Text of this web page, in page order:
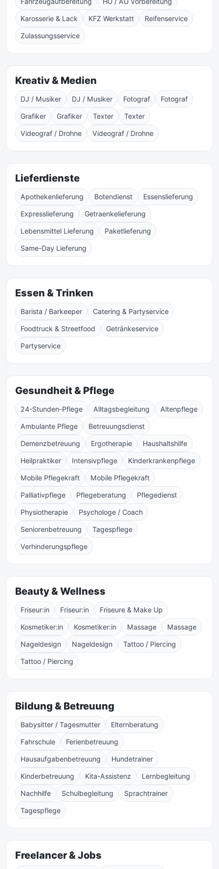
Karosserie & Lack KFZ Werkstatt Reifenservice
Zulassungsservice
Kreativ & Medien
DJ / Musiker DJ / Musiker Fotograf Fotograf
Grafiker Grafiker Texter Texter
Videograf / Drohne Videograf / Drohne
Lieferdienste
Apothekenlieferung Botendienst Essenslieferung
Expresslieferung Getraenkelieferung
Lebensmittel Lieferung Paketlieferung
Same-Day Lieferung
Essen & Trinken
Barista / Barkeeper Catering & Partyservice
Foodtruck & Streetfood Getränkeservice
Partyservice
Gesundheit & Pflege
24-Stunden-Pflege Alltagsbegleitung Altenpflege
Ambulante Pflege Betreuungsdienst
Demenzbetreuung Ergotherapie Haushaltshilfe
Heilpraktiker Intensivpflege Kinderkrankenpflege
Mobile Pflegekraft Mobile Pflegekraft
Palliativpflege Pflegeberatung Pflegedienst
Physiotherapie Psychologe / Coach
Seniorenbetreuung Tagespflege
Verhinderungspflege
Beauty & Wellness
Friseur:in Friseur:in Friseure & Make Up
Kosmetiker:in Kosmetiker:in Massage Massage
Nageldesign Nageldesign Tattoo / Piercing
Tattoo / Piercing
Bildung & Betreuung
Babysitter / Tagesmutter Elternberatung
Fahrschule Ferienbetreuung
Hausaufgabenbetreuung Hundetrainer
Kinderbetreuung Kita-Assistenz Lernbegleitung
Nachhilfe Schulbegleitung Sprachtrainer
Tagespflege
Freelancer & Jobs